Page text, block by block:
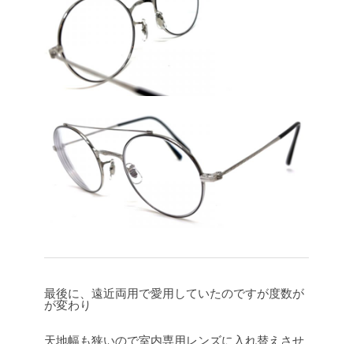
最後に、遠近両用で愛用していたのですが度数が
が変わり
天地幅も狭いので室内専用レンズに入れ替えさせ